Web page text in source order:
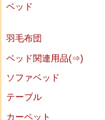
ベッド
羽毛布団
ベッド関連用品(⇒)
ソファベッド
テーブル
カーペット